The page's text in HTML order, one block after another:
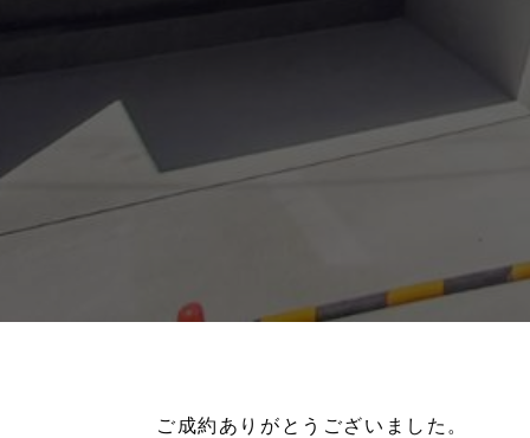
ご成約ありがとうございました。